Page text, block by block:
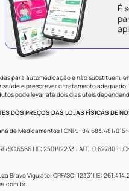
É
para automedicação e não substituem,
e prescrever o tratamento adequado.
pode levar até dois dias úteis
DOS PREÇOS DAS LOJAS FÍSICAS DE
de Medicamentos | CNPJ: 84.683.481/
SC 6566 | IE: 250192233 | AFE: 0.62780.1 |
Bravo Viguiato| CRF/SC: 12331| IE:
.